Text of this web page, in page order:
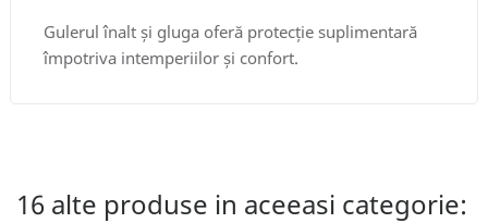
Gulerul înalt și gluga oferă protecție suplimentară
împotriva intemperiilor și confort.
16 alte produse in aceeasi categorie: